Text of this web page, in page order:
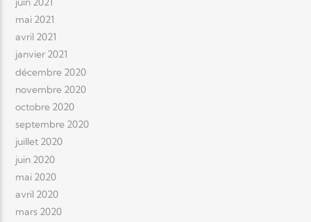
mai 2021
avril 2021
janvier 2021
décembre 2020
novembre 2020
octobre 2020
septembre 2020
juillet 2020
juin 2020
mai 2020
avril 2020
mars 2020